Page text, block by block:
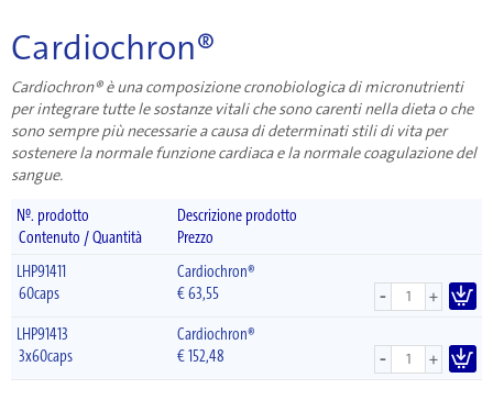
Cardiochron®
Cardiochron® è una composizione cronobiologica di micronutrienti
per integrare tutte le sostanze vitali che sono carenti nella dieta o che
sono sempre più necessarie a causa di determinati stili di vita per
sostenere la normale funzione cardiaca e la normale coagulazione del
sangue.
Nº. prodotto
Descrizione prodotto
Contenuto / Quantità
Prezzo
LHP91411
Cardiochron®
60caps
€63,55 - +
LHP91413
Cardiochron®
3x60caps
€152,48 - +